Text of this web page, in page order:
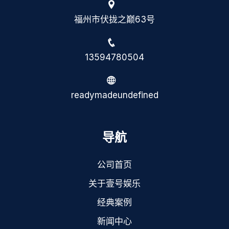
福州市伏拢之巅63号
13594780504
readymadeundefined
导航
公司首页
关于壹号娱乐
经典案例
新闻中心